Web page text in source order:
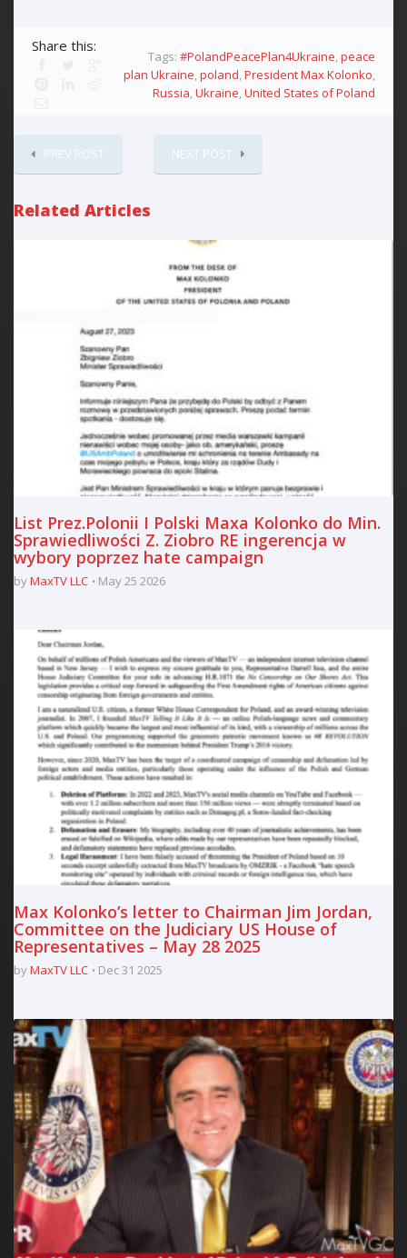
Share this:
Tags: #PolandPeacePlan4Ukraine,peace
plan Ukraine,poland,President Max Kolonko,
Russia,Ukraine,United States of Poland
PREV POST NEXT POST
Related Articles
List Prez.Polonii I Polski Maxa Kolonko do Min.
Sprawiedliwości Z. Ziobro RE ingerencja w
wybory poprzez hate campaign
byMaxTV LLC May 25 2026
Max Kolonko’s letter to Chairman Jim Jordan,
Committee on the Judiciary US House of
Representatives – May 28 2025
byMaxTV LLC Dec 31 2025